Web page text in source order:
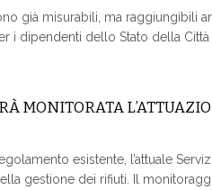
già misurabili, ma raggiungibili
i dipendenti dello Stato della
MONITORATA
esistente, l’attuale
gestione dei rifiuti. Il